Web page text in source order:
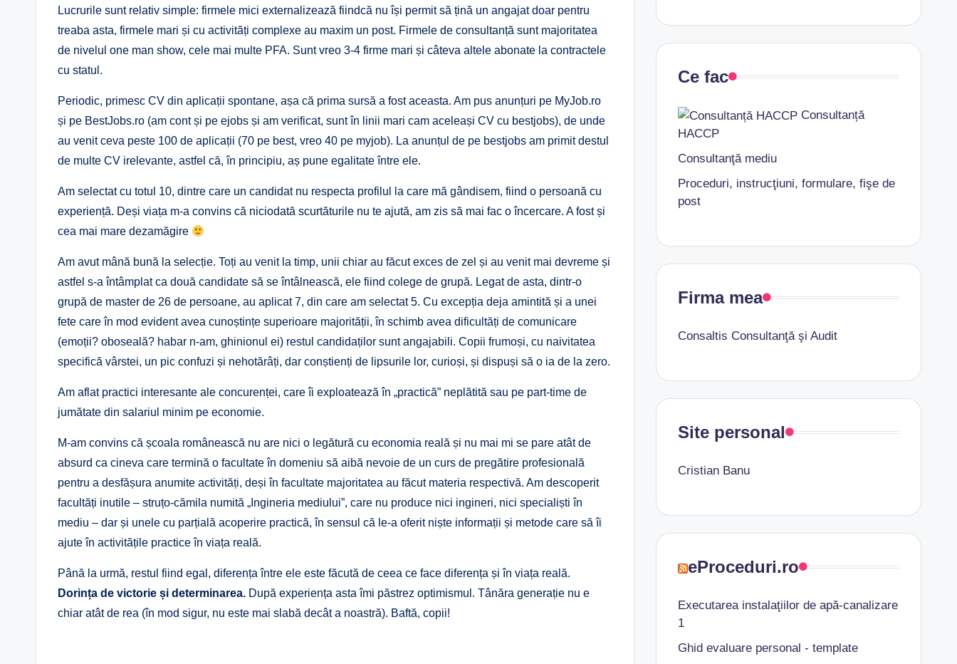
Lucrurile sunt relativ simple: firmele mici externalizează fiindcă nu își permit să țină un angajat doar pentru
treaba asta, firmele mari și cu activități complexe au maxim un post. Firmele de consultanță sunt majoritatea
de nivelul one man show, cele mai multe PFA. Sunt vreo 3-4 firme mari și câteva altele abonate la contractele
cu statul.
Periodic, primesc CV din aplicații spontane, așa că prima sursă a fost aceasta. Am pus anunțuri pe MyJob.ro
și pe BestJobs.ro (am cont și pe ejobs și am verificat, sunt în linii mari cam aceleași CV cu bestjobs), de unde
au venit ceva peste 100 de aplicații (70 pe best, vreo 40 pe myjob). La anunțul de pe bestjobs am primit destul
de multe CV irelevante, astfel că, în principiu, aș pune egalitate între ele.
Am selectat cu totul 10, dintre care un candidat nu respecta profilul la care mă gândisem, fiind o persoană cu
experiență. Deși viața m-a convins că niciodată scurtăturile nu te ajută, am zis să mai fac o încercare. A fost și
cea mai mare dezamăgire
Am avut mână bună la selecție. Toți au venit la timp, unii chiar au făcut exces de zel și au venit mai devreme și
astfel s-a întâmplat ca două candidate să se întâlnească, ele fiind colege de grupă. Legat de asta, dintr-o
grupă de master de 26 de persoane, au aplicat 7, din care am selectat 5. Cu excepția deja amintită și a unei
fete care în mod evident avea cunoștințe superioare majorității, în schimb avea dificultăți de comunicare
(emoții? oboseală? habar n-am, ghinionul ei) restul candidaților sunt angajabili. Copii frumoși, cu naivitatea
specifică vârstei, un pic confuzi și nehotărâți, dar conștienți de lipsurile lor, curioși, și dispuși să o ia de la zero.
Am aflat practici interesante ale concurenței, care îi exploatează în „practică” neplătită sau pe part-time de
jumătate din salariul minim pe economie.
M-am convins că școala românească nu are nici o legătură cu economia reală și nu mai mi se pare atât de
absurd ca cineva care termină o facultate în domeniu să aibă nevoie de un curs de pregătire profesională
pentru a desfășura anumite activități, deși în facultate majoritatea au făcut materia respectivă. Am descoperit
facultăți inutile – struțo-cămila numită „Ingineria mediului”, care nu produce nici ingineri, nici specialiști în
mediu – dar și unele cu parțială acoperire practică, în sensul că le-a oferit niște informații și metode care să îi
ajute în activitățile practice în viața reală.
Până la urmă, restul fiind egal, diferența între ele este făcută de ceea ce face diferența și în viața reală.
Dorința de victorie și determinarea. După experiența asta îmi păstrez optimismul. Tânăra generație nu e
chiar atât de rea (în mod sigur, nu este mai slabă decât a noastră). Baftă, copii!
Ce fac
Consultanță
HACCP
Consultanţă mediu
Proceduri, instrucţiuni, formulare, fişe de
post
Firma mea
Consaltis Consultanţă şi Audit
Site personal
Cristian Banu
eProceduri.ro
Executarea instalaţiilor de apă-canalizare
1
Ghid evaluare personal - template